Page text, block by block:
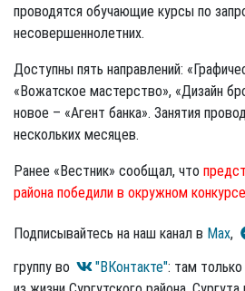
проводятся обучающие курсы по
несовершеннолетних.
Доступны пять направлений:
«Вожатское мастерство», «Дизайн
новое – «Агент банка». Занятия
нескольких месяцев.
Ранее «Вестник» сообщал, что
района победили в окружном
Подписывайтесь на наш канал в Max,
группу во
"ВКонтакте": там